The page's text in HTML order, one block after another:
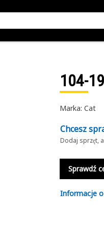
104-
Marka: Cat
Chcesz
Dodaj sprzęt,
Sprawdź
Informacje